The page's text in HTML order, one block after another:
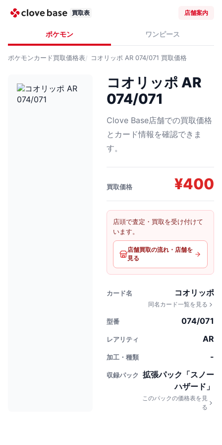
買取表 店舗案内
ポケモン ワンピース
ポケモンカード買取価格表 コオリッポ AR 074/071 買取価格
コオリッポ AR
074/071
Clove Base店舗での買取価格
とカード情報を確認できま
す。
買取価格 ¥400
店頭で査定・買取を受け付けて
います。
店舗買取の流れ・店舗を
見る
カード名 コオリッポ
同名カード一覧を見る
型番 074/071
レアリティ AR
加工・種類 -
収録パック
拡張パック「スノー
ハザード」
このパックの価格表を見
る